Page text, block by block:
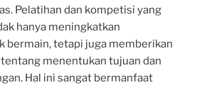
Pelatihan dan kompetisi yang
hanya meningkatkan
bermain, tetapi juga memberikan
menentukan tujuan dan
Hal ini sangat bermanfaat